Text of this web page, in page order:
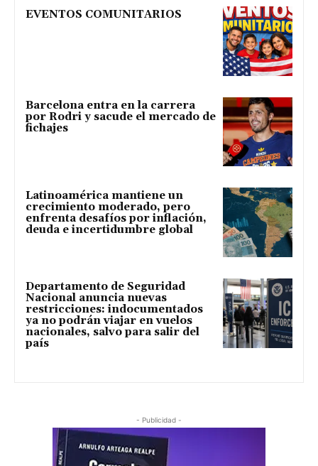
EVENTOS COMUNITARIOS
Barcelona entra en la carrera
por Rodri y sacude el mercado de
fichajes
Latinoamérica mantiene un
crecimiento moderado, pero
enfrenta desafíos por inflación,
deuda e incertidumbre global
Departamento de Seguridad
Nacional anuncia nuevas
restricciones: indocumentados
ya no podrán viajar en vuelos
nacionales, salvo para salir del
país
- Publicidad -